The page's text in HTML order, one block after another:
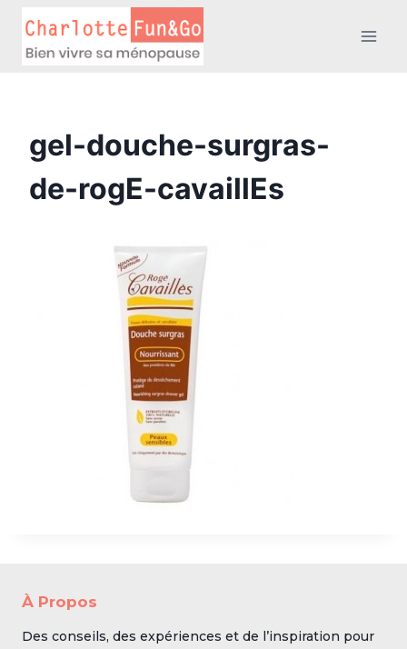
contenu
gel-douche-surgras-
de-rogE-cavaillEs
À Propos
Des conseils, des expériences et de l’inspiration pour